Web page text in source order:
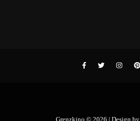
Grenzkino © 2026 | Design by